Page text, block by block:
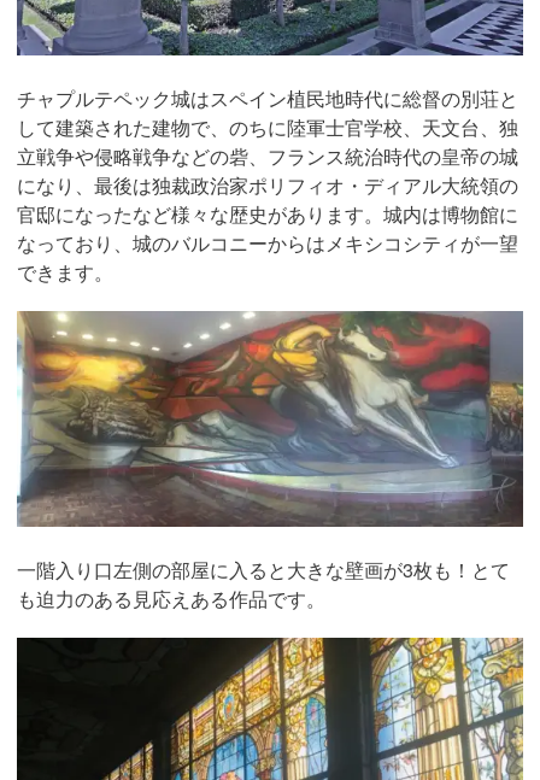
チャプルテペック城はスペイン植民地時代に総督の別荘と
して建築された建物で、のちに陸軍士官学校、天文台、独
立戦争や侵略戦争などの砦、フランス統治時代の皇帝の城
になり、最後は独裁政治家ポリフィオ・ディアル大統領の
官邸になったなど様々な歴史があります。城内は博物館に
なっており、城のバルコニーからはメキシコシティが一望
できます。
一階入り口左側の部屋に入ると大きな壁画が3枚も！とて
も迫力のある見応えある作品です。